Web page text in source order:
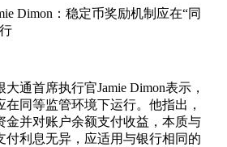
Dimon：稳定币奖励机制应在“同
通首席执行官Jamie Dimon表示，
在同等监管环境下运行。他指出，
金并对账户余额支付收益，本质与
付利息无异，应适用与银行相同的